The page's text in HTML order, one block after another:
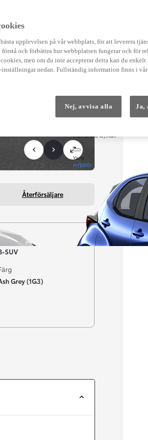
Från 3 958 kr/mån
Yaris
HYBRID
Easy Billån
Återförsäljare
Typ av bil
SUV
Grey (1G3)
upplevelsen på vår webbplats, för att leverera
och förbättra hur webbplatsen fungerar och för
men om du inte accepterar detta kan du enkelt
nedan. Fullständig information finns i
Nej, avvisa alla Ja,